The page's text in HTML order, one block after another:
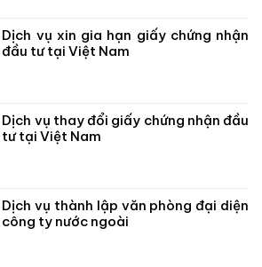
Dịch vụ xin gia hạn giấy chứng nhận
đầu tư tại Việt Nam
Dịch vụ thay đổi giấy chứng nhận đầu
tư tại Việt Nam
Dịch vụ thành lập văn phòng đại diện
công ty nước ngoài